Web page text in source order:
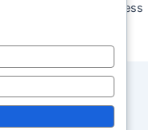
by
Astra WordPress